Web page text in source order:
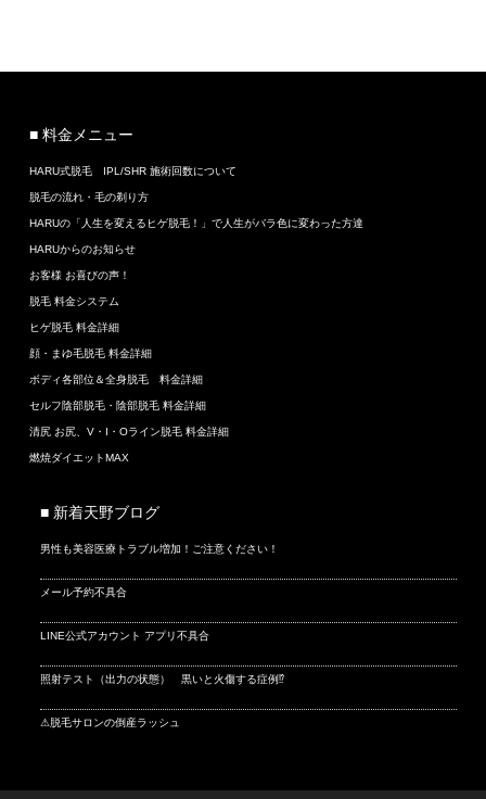
■ 料金メニュー
HARU式脱毛 IPL/SHR 施術回数について
脱毛の流れ・毛の剃り方
HARUの「人生を変えるヒゲ脱毛！」で人生がバラ色に変わった方達
HARUからのお知らせ
お客様 お喜びの声！
脱毛 料金システム
ヒゲ脱毛 料金詳細
顔・まゆ毛脱毛 料金詳細
ボディ各部位＆全身脱毛 料金詳細
セルフ陰部脱毛・陰部脱毛 料金詳細
清尻 お尻、V・I・Oライン脱毛 料金詳細
燃焼ダイエットMAX
■ 新着天野ブログ
男性も美容医療トラブル増加！ご注意ください！
メール予約不具合
LINE公式アカウント アプリ不具合
照射テスト（出力の状態） 黒いと火傷する症例⁉
⚠脱毛サロンの倒産ラッシュ